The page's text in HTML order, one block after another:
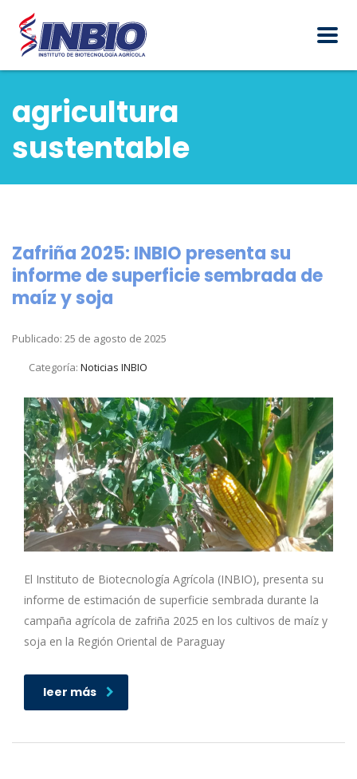
agricultura
sustentable
Zafriña 2025: INBIO presenta su
informe de superficie sembrada de
maíz y soja
Publicado: 25 de agosto de 2025
Categoría: Noticias INBIO
El Instituto de Biotecnología Agrícola (INBIO), presenta su
informe de estimación de superficie sembrada durante la
campaña agrícola de zafriña 2025 en los cultivos de maíz y
soja en la Región Oriental de Paraguay
leer más